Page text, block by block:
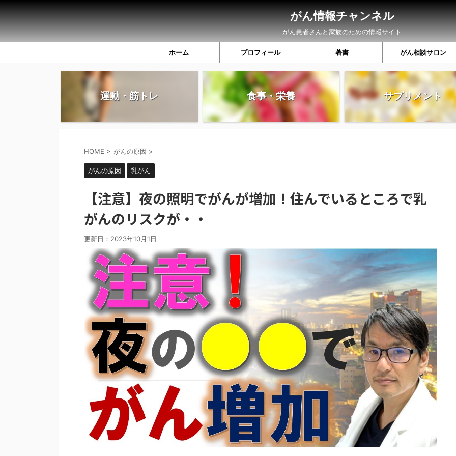
がん情報チャンネル
がん患者さんと家族のための情報サイト
ホーム プロフィール 著書 がん相談サロン
運動・筋トレ 食事・栄養 サプリメント
HOME > がんの原因 >
がんの原因 乳がん
【注意】夜の照明でがんが増加！住んでいるところで乳
がんのリスクが・・
更新日： 2023年10月1日